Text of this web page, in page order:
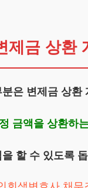
제금 상환
은 변제금 상
금액을 상환하
할 수 있도록